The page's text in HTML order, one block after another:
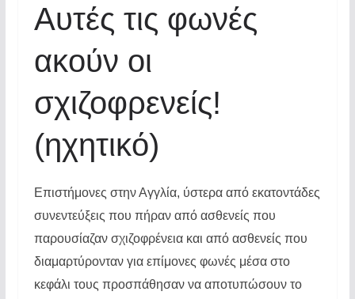
Αυτές τις φωνές
ακούν οι
σχιζοφρενείς!
(ηχητικό)
Επιστήμονες στην Αγγλία, ύστερα από εκατοντάδες
συνεντεύξεις που πήραν από ασθενείς που
παρουσίαζαν σχιζοφρένεια και από ασθενείς που
διαμαρτύρονταν για επίμονες φωνές μέσα στο
κεφάλι τους προσπάθησαν να αποτυπώσουν το